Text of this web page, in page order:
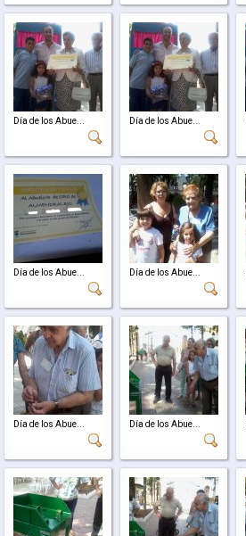
Día de los Abue... Día de los Abue...
Día de los Abue... Día de los Abue...
Día de los Abue... Día de los Abue...